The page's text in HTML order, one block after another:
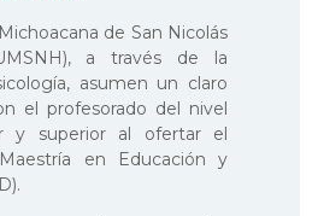
de San Nicolás
a través de la
asumen un claro
el profesorado del nivel
y superior al ofertar el
en Educación y